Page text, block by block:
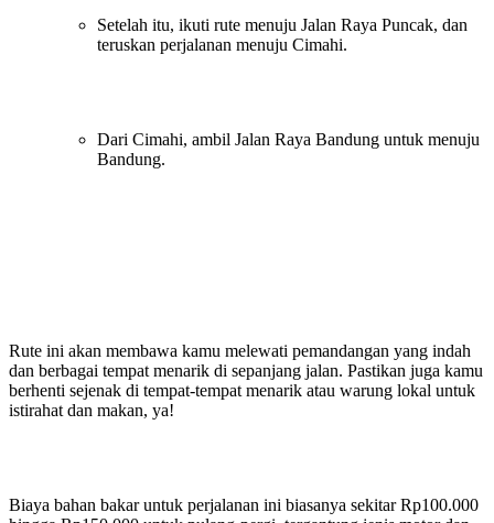
Setelah itu, ikuti rute menuju Jalan Raya Puncak, dan
teruskan perjalanan menuju Cimahi.
Dari Cimahi, ambil Jalan Raya Bandung untuk menuju
Bandung.
Rute ini akan membawa kamu melewati pemandangan yang indah
dan berbagai tempat menarik di sepanjang jalan. Pastikan juga kamu
berhenti sejenak di tempat-tempat menarik atau warung lokal untuk
istirahat dan makan, ya!
Biaya bahan bakar untuk perjalanan ini biasanya sekitar Rp100.000